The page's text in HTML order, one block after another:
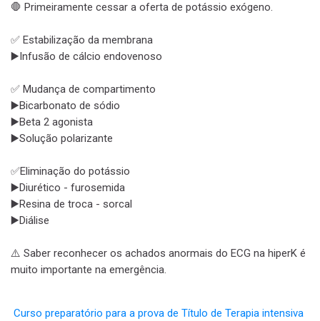
🛑 Primeiramente cessar a oferta de potássio exógeno.
✅ Estabilização da membrana
▶️Infusão de cálcio endovenoso
✅ Mudança de compartimento
▶️Bicarbonato de sódio
▶️Beta 2 agonista
▶️Solução polarizante
✅Eliminação do potássio
▶️Diurético - furosemida
▶️Resina de troca - sorcal
▶️Diálise
⚠️ Saber reconhecer os achados anormais do ECG na hiperK é
muito importante na emergência.
Curso preparatório para a prova de Título de Terapia intensiva